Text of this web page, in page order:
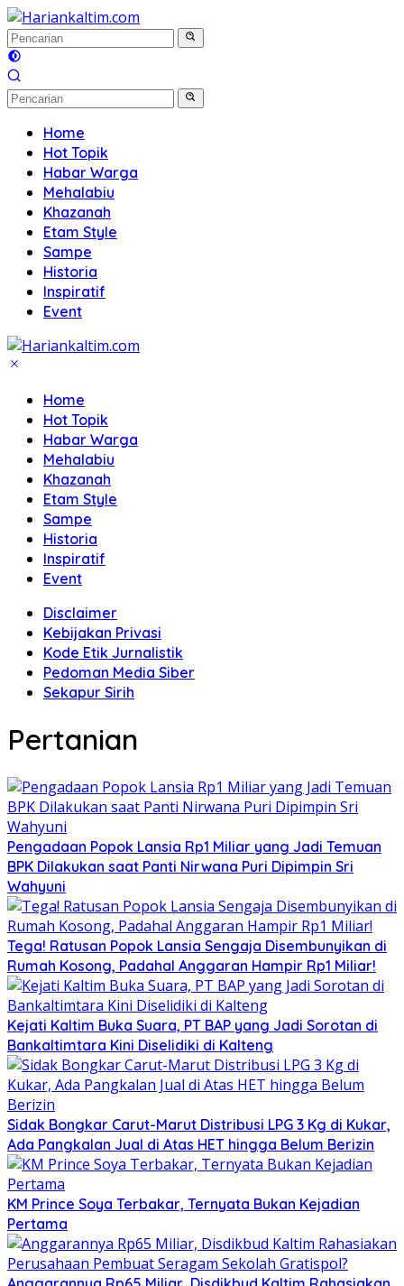
Langsung
ke
konten
Home
Hot Topik
Habar Warga
Mehalabiu
Khazanah
Etam Style
Sampe
Historia
Inspiratif
Event
Home
Hot Topik
Habar Warga
Mehalabiu
Khazanah
Etam Style
Sampe
Historia
Inspiratif
Event
Disclaimer
Kebijakan Privasi
Kode Etik Jurnalistik
Pedoman Media Siber
Sekapur Sirih
Pertanian
Pengadaan Popok Lansia Rp1 Miliar yang Jadi Temuan
BPK Dilakukan saat Panti Nirwana Puri Dipimpin Sri
Wahyuni
Tega! Ratusan Popok Lansia Sengaja Disembunyikan di
Rumah Kosong, Padahal Anggaran Hampir Rp1 Miliar!
Kejati Kaltim Buka Suara, PT BAP yang Jadi Sorotan di
Bankaltimtara Kini Diselidiki di Kalteng
Sidak Bongkar Carut-Marut Distribusi LPG 3 Kg di Kukar,
Ada Pangkalan Jual di Atas HET hingga Belum Berizin
KM Prince Soya Terbakar, Ternyata Bukan Kejadian
Pertama